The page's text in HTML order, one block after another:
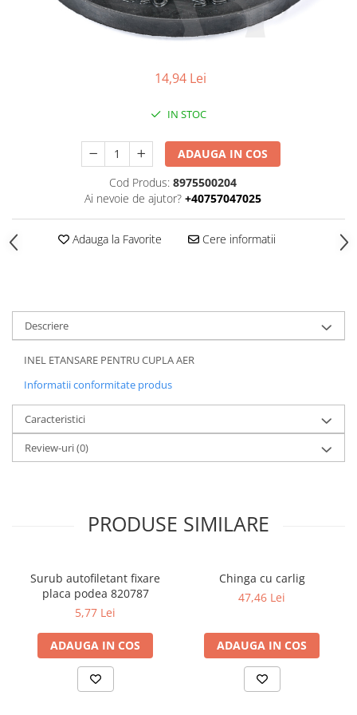
SUPAPE PNEUMATICE
14,94 Lei
IN STOC
ADAUGA IN COS
Cod Produs: 8975500204
Ai nevoie de ajutor? +40757047025
Adauga la Favorite Cere informatii
Descriere
INEL ETANSARE PENTRU CUPLA AER
Informatii conformitate produs
Caracteristici
Review-uri(0)
PRODUSE SIMILARE
Surub autofiletant fixare
placa podea 820787
5,77 Lei
ADAUGA IN COS
Chinga cu carlig
47,46 Lei
ADAUGA IN COS